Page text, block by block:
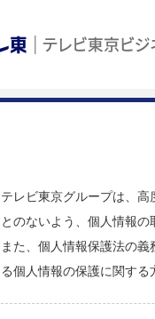
テレビ東京グループは、
とのないよう、個人情報の
また、個人情報保護法の
る個人情報の保護に関する